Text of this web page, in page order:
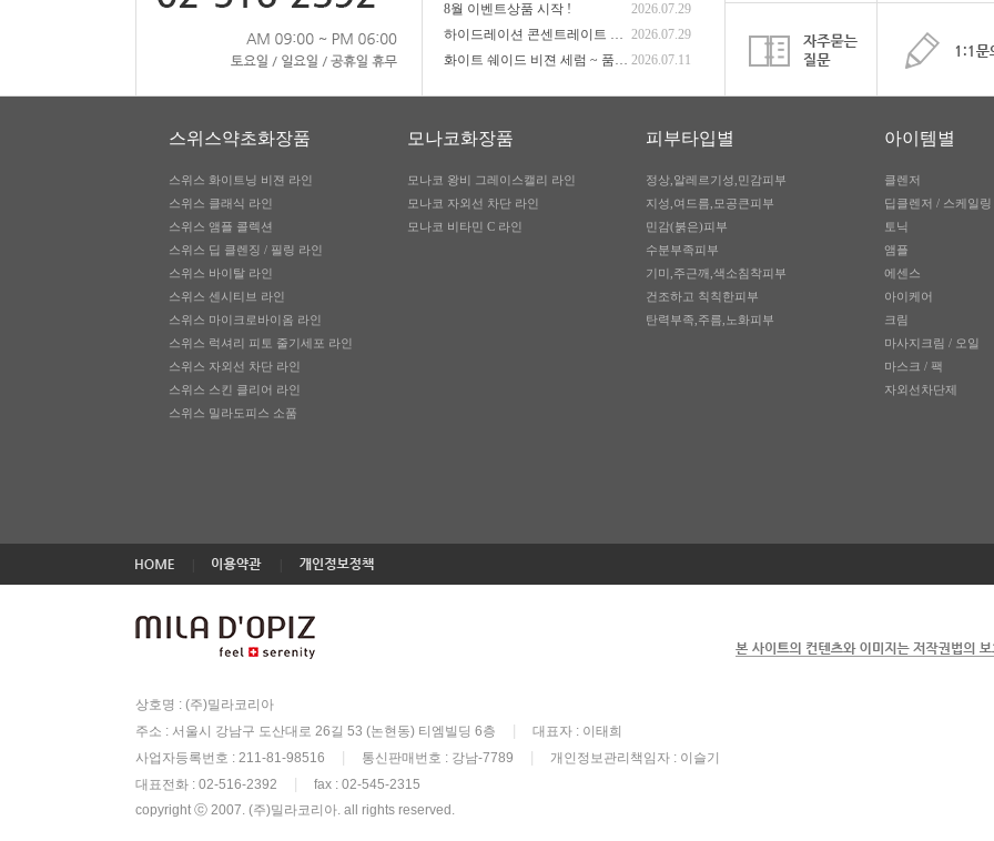
8월 이벤트상품 시작 !
2026.07.29
하이드레이션 콘센트레이트 앰플 ~ 품... 2026.07.29
화이트 쉐이드 비젼 세럼 ~ 품절 ! 2026.07.11
스위스약초화장품
스위스 화이트닝 비젼 라인
스위스 클래식 라인
스위스 앰플 콜렉션
스위스 딥 클렌징 / 필링 라인
스위스 바이탈 라인
스위스 센시티브 라인
스위스 마이크로바이옴 라인
스위스 럭셔리 피토 줄기세포 라인
스위스 자외선 차단 라인
스위스 스킨 클리어 라인
스위스 밀라도피스 소품
모나코화장품
모나코 왕비 그레이스캘리 라인
모나코 자외선 차단 라인
모나코 비타민 C 라인
피부타입별
정상,알레르기성,민감피부
지성,여드름,모공큰피부
민감(붉은)피부
수분부족피부
기미,주근깨,색소침착피부
건조하고 칙칙한피부
탄력부족,주름,노화피부
아이템별
클렌저
딥클렌저 / 스케일링
토닉
앰플
에센스
아이케어
크림
마사지크림 / 오일
마스크 / 팩
자외선차단제
상호명 : (주)밀라코리아
주소 : 서울시 강남구 도산대로 26길 53 (논현동) 티엠빌딩 6층
대표자 : 이태희
사업자등록번호 : 211-81-98516
통신판매번호 : 강남-7789
개인정보관리책임자 : 이슬기
대표전화 : 02-516-2392
fax : 02-545-2315
copyright ⓒ 2007. (주)밀라코리아. all rights reserved.